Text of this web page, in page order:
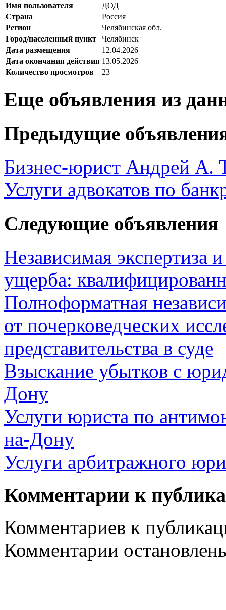
Имя пользователя
ДОД
Страна
Россия
Регион
Челябинская обл.
Город/населенный пункт
Челябинск
Дата размещения
12.04.2026
Дата окончания действия 13.05.2026
Количество просмотров
23
Еще объявления из
Предыдущие
Бизнес-юрист Андрей А.
Услуги адвокатов по
Следующие объявления
Независимая экспертиза
ущерба:
Полноформатная
от почерковедческих
представительства в суде
Взыскание убытков с
Дону
Услуги юриста по
на-Дону
Услуги арбитражного
Комментарии к
Комментариев к
Комментарии